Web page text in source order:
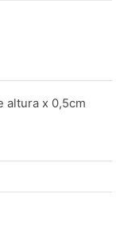
altura x 0,5cm